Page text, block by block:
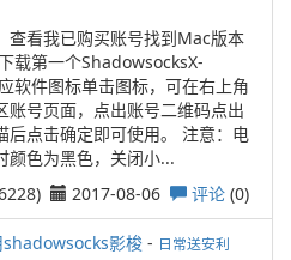
查看我已购买账号找到Mac版本
载第一个ShadowsocksX-
软件图标单击图标，可在右上角
账号页面，点出账号二维码点出
后点击确定即可使用。 注意：电
颜色为黑色，关闭小...
2017-08-06 评论 (0)
影梭 - 日常送安利